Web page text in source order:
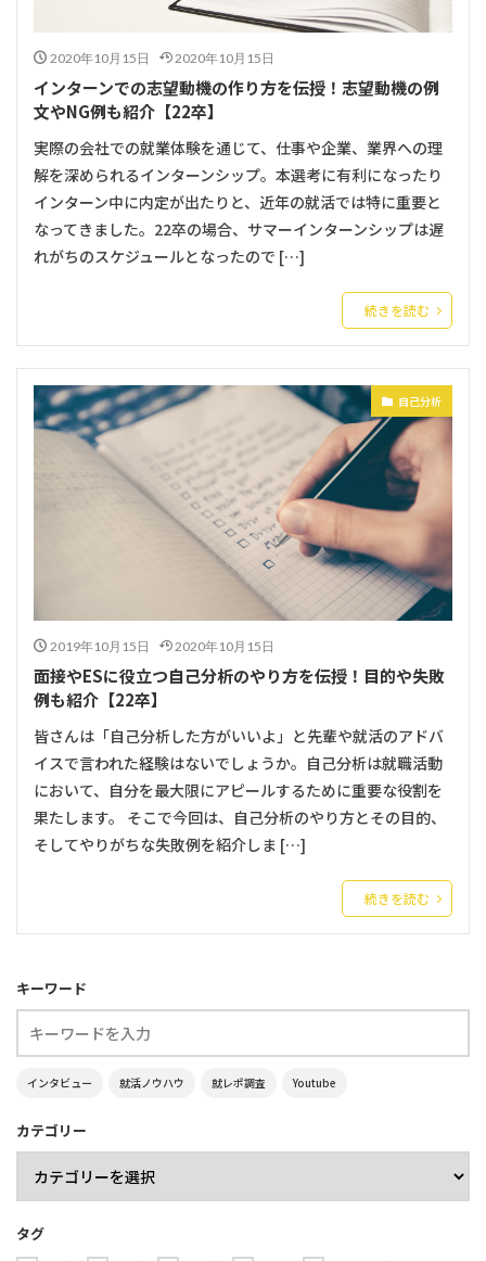
2020年10月15日 2020年10月15日
インターンでの志望動機の作り方を伝授！志望動機の例
文やNG例も紹介【22卒】
実際の会社での就業体験を通じて、仕事や企業、業界への理
解を深められるインターンシップ。本選考に有利になったり
インターン中に内定が出たりと、近年の就活では特に重要と
なってきました。22卒の場合、サマーインターンシップは遅
れがちのスケジュールとなったので […]
続きを読む
自己分析
2019年10月15日 2020年10月15日
面接やESに役立つ自己分析のやり方を伝授！目的や失敗
例も紹介【22卒】
皆さんは「自己分析した方がいいよ」と先輩や就活のアドバ
イスで言われた経験はないでしょうか。自己分析は就職活動
において、自分を最大限にアピールするために重要な役割を
果たします。 そこで今回は、自己分析のやり方とその目的、
そしてやりがちな失敗例を紹介しま […]
続きを読む
キーワード
インタビュー 就活ノウハウ 就レポ調査 Youtube
カテゴリー
タグ